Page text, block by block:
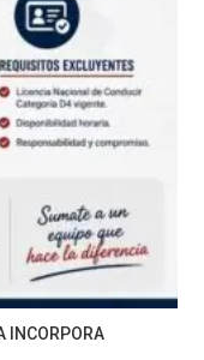
INCORPORA